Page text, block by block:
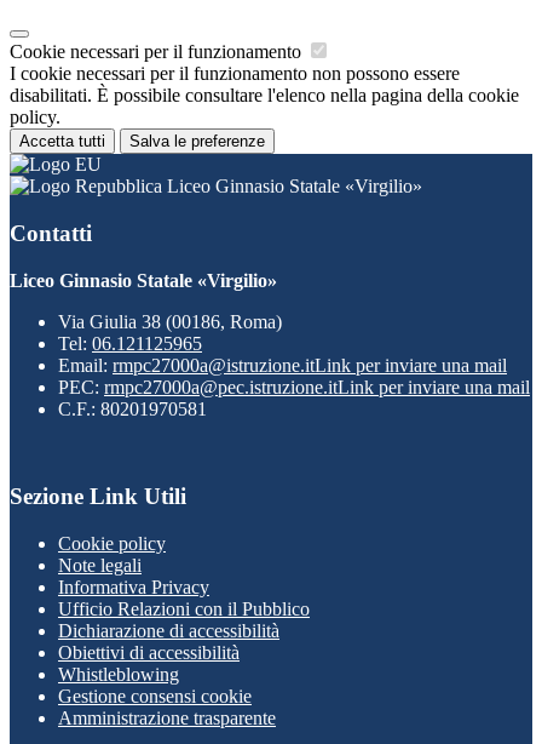
Cookie necessari per il funzionamento
I cookie necessari per il funzionamento non possono essere
disabilitati. È possibile consultare l'elenco nella pagina della cookie
policy.
Accetta tutti Salva le preferenze
Liceo Ginnasio Statale «Virgilio»
Contatti
Liceo Ginnasio Statale «Virgilio»
Via Giulia 38 (00186, Roma)
Tel: 06.121125965
Email: rmpc27000a@istruzione.itLink per inviare una mail
PEC: rmpc27000a@pec.istruzione.itLink per inviare una mail
C.F.: 80201970581
Sezione Link Utili
Cookie policy
Note legali
Informativa Privacy
Ufficio Relazioni con il Pubblico
Dichiarazione di accessibilità
Obiettivi di accessibilità
Whistleblowing
Gestione consensi cookie
Amministrazione trasparente